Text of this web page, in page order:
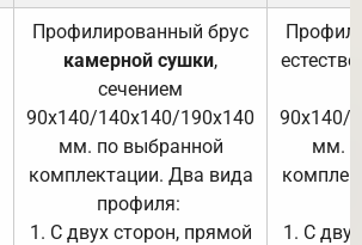
Профилированный брус
камерной сушки,
сечением
90х140/140х140/190х140
мм. по выбранной
комплектации. Два вида
профиля:
1. С двух сторон, прямой
90х140/
мм.
1. С